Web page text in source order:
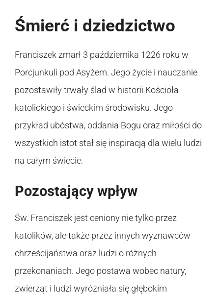
Śmierć i dziedzictwo
Franciszek zmarł 3 października 1226 roku w
Porcjunkuli pod Asyżem. Jego życie i nauczanie
pozostawiły trwały ślad w historii Kościoła
katolickiego i świeckim środowisku. Jego
przykład ubóstwa, oddania Bogu oraz miłości do
wszystkich istot stał się inspiracją dla wielu ludzi
na całym świecie.
Pozostający wpływ
Św. Franciszek jest ceniony nie tylko przez
katolików, ale także przez innych wyznawców
chrześcijaństwa oraz ludzi o różnych
przekonaniach. Jego postawa wobec natury,
zwierząt i ludzi wyróżniała się głębokim